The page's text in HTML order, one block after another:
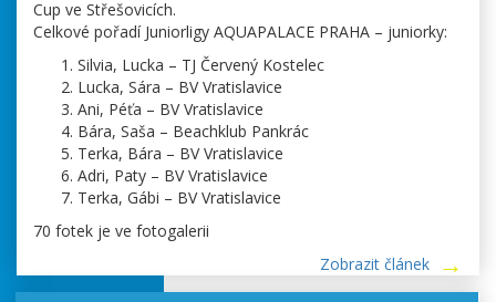
Cup ve Střešovicích.
Celkové pořadí Juniorligy AQUAPALACE PRAHA – juniorky:
Silvia, Lucka – TJ Červený Kostelec
Lucka, Sára – BV Vratislavice
Ani, Péťa – BV Vratislavice
Bára, Saša – Beachklub Pankrác
Terka, Bára – BV Vratislavice
Adri, Paty – BV Vratislavice
Terka, Gábi – BV Vratislavice
70 fotek je ve fotogalerii
Zobrazit článek